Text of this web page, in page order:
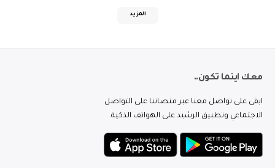
المزيد
معك اينما تكون..
ابقى على تواصل معنا عبر منصاتنا على التواصل
الاجتماعي وتطبيق الرشيد على الهواتف الذكية.